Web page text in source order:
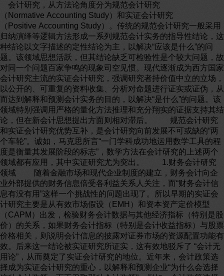
会计研究，从方法论角度分为规范会计研究
（Normative Accounting Study）和实证会计研究
（Positive Accounting Study）。传统的规范会计研究一般采用
归纳演绎等逻辑方法形成一系列规范会计实务的指导性结论，这
种结论以文字描述的定性结论为主，以解决“应该是什么”的问
题。该领域思想活跃，但其结论缺乏可检验性是个较大问题，故
对同一个问题百家争鸣的现象司空见惯。现代逐渐成为西方国家
会计研究主流的实证会计研究，强调研究者持价值中立的立场，
以公开的、可重复的资料收集、分析对命题进行证实或证伪，从
而达到解释和预测会计实务的目的，以解决“是什么”的问题。该
领域特别强调用严格的量化方法推理和充分翔实的证据支持其结
论，但在新会计思想提出方面则相对滞后。 规范会计研究
和实证会计研究优势互补，是会计研究向前发展不可或缺的“两
个车轮”。诚如，马克思所言“一门学科成功地运用数学工具的程
度是衡量其发展阶段的标志”，数学方法在会计研究的上述两个
领域都有应用，其中实证研究尤为突出。 1.财务会计研究
领域 随着金融市场和现代企业制度的建立，财务会计向企
业外部提供的财务信息倍受各利益关系人关注，而“财务会计信
息有没有用”这样一个挑战性的问题出现了。所以早期的实证会
计研究主要是从有效市场假设（EMH）和资本资产定价模型
（CAPM）出发，检验财务会计数据与其他经济指标（特别是股
价）的关系，如果财务会计指标（特别是会计收益指标）与股票
价格相关，则说明会计信息的披露对证券市场的资源配置功能有
效。后来这一结论被实证研究所证实，这有效地驳斥了 “会计无
用论”，从而奠定了实证会计研究的地位。近年来，会计政策选
择成为实证会计研究的重心，以解释和预测企业“为什么会选择